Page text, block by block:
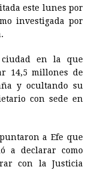
a
i
p
n
k
este lunes por
investigada por
ciudad en la que
14,5 millones de
y ocultando su
con sede en
a Efe que
a declarar como
con la Justicia